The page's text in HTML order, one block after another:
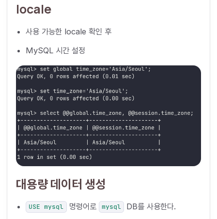
locale
사용 가능한 locale 확인 후
MySQL 시간 설정
대용량 데이터 생성
USE mysql 명령어로 mysql DB를 사용한다.